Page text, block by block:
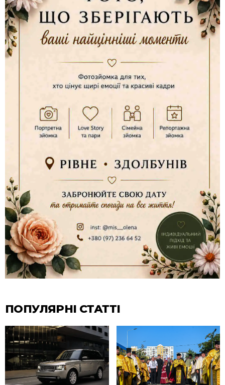
ПОПУЛЯРНІ СТАТТІ